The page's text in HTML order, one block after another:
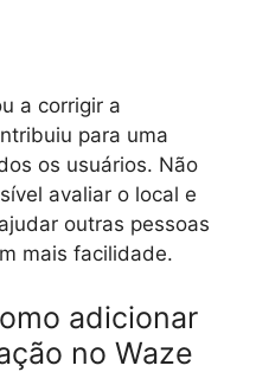
a corrigir a
para uma
os usuários. Não
avaliar o local e
outras pessoas
mais facilidade.
adicionar
no Waze